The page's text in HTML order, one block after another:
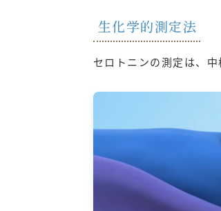
生化学的測定法
セロトニンの測定は、